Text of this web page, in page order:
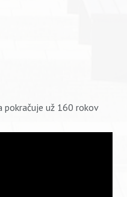
pokračuje už 160 rokov